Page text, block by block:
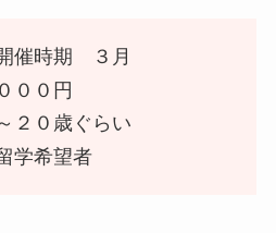
催時期 ３月
００円
２０歳ぐらい
学希望者